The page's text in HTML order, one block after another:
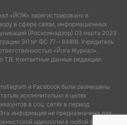
«ЙОЖ» зарегистрировано в
в сфере связи, информационных
(Роскомнадзор) 03 марта 2023
ЭЛ № ФС 77 – 84818. Учредитель
«Йога Журнал»,
Т.В. Контактные данные редакции:
и Facebook были размещены
исключительно в целях
в соц. сетях в период
информация не предназначена для
идеологии в любой форме.